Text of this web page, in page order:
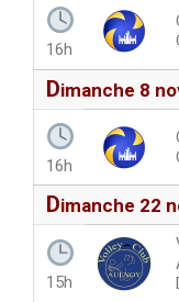
16h
dimanche 8
16h
dimanche 22
15h